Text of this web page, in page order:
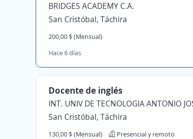
BRIDGES ACADEMY C.A.
San Cristóbal, Táchira
200,00 $ (Mensual)
Hace 6 días
Docente de inglés
San Cristóbal, Táchira
130,00 $ (Mensual)
Presencial y remoto